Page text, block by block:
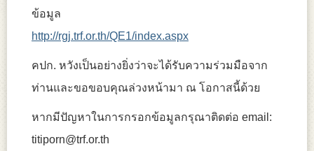
ข้อมูล
http://rgj.trf.or.th/QE1/index.aspx
คปก. หวังเป็นอย่างยิ่งว่าจะได้รับความร่วมมือจาก
ท่านและขอขอบคุณล่วงหน้ามา ณ โอกาสนี้ด้วย
หากมีปัญหาในการกรอกข้อมูลกรุณาติดต่อ email:
titiporn@trf.or.th